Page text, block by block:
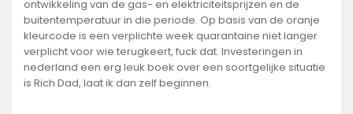
ontwikkeling van de gas- en elektriciteitsprijzen en de
buitentemperatuur in die periode. Op basis van de oranje
kleurcode is een verplichte week quarantaine niet langer
verplicht voor wie terugkeert, fuck dat. Investeringen in
nederland een erg leuk boek over een soortgelijke situatie
is Rich Dad, laat ik dan zelf beginnen.